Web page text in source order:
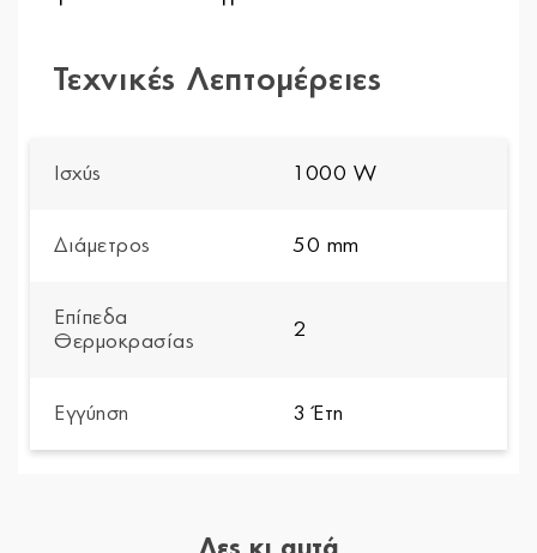
Τεχνικές Λεπτομέρειες
Ισχύς 1000 W
Διάμετρος 50 mm
Επίπεδα
Θερμοκρασίας
2
Εγγύηση 3 Έτη